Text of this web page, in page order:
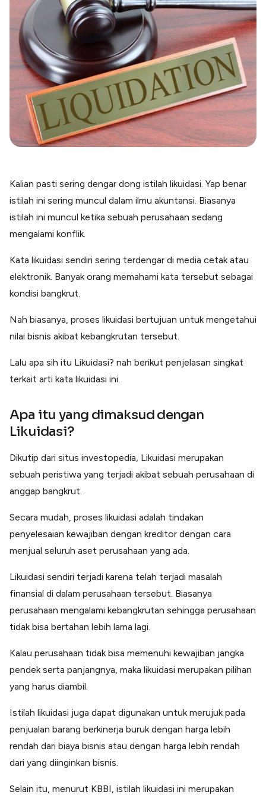
Paper XB
Bayar luar negeri pakai kartu kredit
Kartu Kredit Bisnis
Paper Card
Satu kartu untuk bisnis & personal
Paper Horizon
Kartu korporat expense terlengkap
Solusi Industri
Konstruksi
Kelola Pembayaran Termin Proyek
Health & Beauty
Lainnya
Integrasi sistem bisnis dengan API
Software Akuntansi
Pencatatan Laporan Keuangan Gratis
Integrasi Accurate
Blog
Kumpulan tips dan informasi bisnis
Kalian pasti sering dengar dong istilah likuidasi. Yap benar
istilah ini sering muncul dalam ilmu akuntansi. Biasanya
istilah ini muncul ketika sebuah perusahaan sedang
mengalami konflik.
Kata likuidasi sendiri sering terdengar di media cetak atau
elektronik. Banyak orang memahami kata tersebut sebagai
kondisi bangkrut.
Nah biasanya, proses likuidasi bertujuan untuk mengetahui
nilai bisnis akibat kebangkrutan tersebut.
Lalu apa sih itu Likuidasi? nah berikut penjelasan singkat
terkait arti kata likuidasi ini.
Apa itu yang dimaksud dengan
Likuidasi?
Dikutip dari situs investopedia, Likuidasi merupakan
sebuah peristiwa yang terjadi akibat sebuah perusahaan di
anggap bangkrut.
Secara mudah, proses likuidasi adalah tindakan
penyelesaian kewajiban dengan kreditor dengan cara
menjual seluruh aset perusahaan yang ada.
Likuidasi sendiri terjadi karena telah terjadi masalah
finansial di dalam perusahaan tersebut. Biasanya
perusahaan mengalami kebangkrutan sehingga perusahaan
tidak bisa bertahan lebih lama lagi.
Kalau perusahaan tidak bisa memenuhi kewajiban jangka
pendek serta panjangnya, maka likuidasi merupakan pilihan
yang harus diambil.
Istilah likuidasi juga dapat digunakan untuk merujuk pada
penjualan barang berkinerja buruk dengan harga lebih
rendah dari biaya bisnis atau dengan harga lebih rendah
dari yang diinginkan bisnis.
Selain itu, menurut KBBI, istilah likuidasi ini merupakan